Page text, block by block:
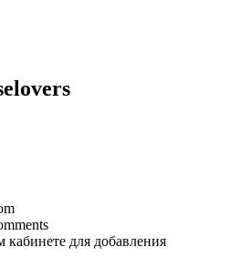
кабинете для добавления